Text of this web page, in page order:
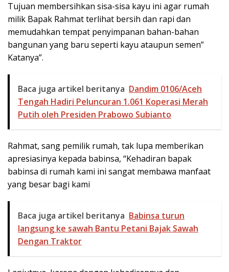
Tujuan membersihkan sisa-sisa kayu ini agar rumah
milik Bapak Rahmat terlihat bersih dan rapi dan
memudahkan tempat penyimpanan bahan-bahan
bangunan yang baru seperti kayu ataupun semen”
Katanya”.
Baca juga artikel beritanya Dandim 0106/Aceh
Tengah Hadiri Peluncuran 1.061 Koperasi Merah
Putih oleh Presiden Prabowo Subianto
Rahmat, sang pemilik rumah, tak lupa memberikan
apresiasinya kepada babinsa, “Kehadiran bapak
babinsa di rumah kami ini sangat membawa manfaat
yang besar bagi kami
Baca juga artikel beritanya Babinsa turun
langsung ke sawah Bantu Petani Bajak Sawah
Dengan Traktor